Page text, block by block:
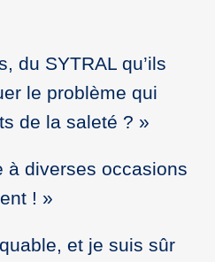
du SYTRAL qu’ils
le problème qui
de la saleté ? »
à diverses occasions
! »
et je suis sûr